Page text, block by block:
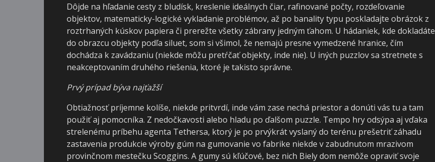
Dôjde na hľadanie cesty z bludísk, kreslenie ideálnych čiar, rafinované počty, rozdeľovanie
objektov, matematicky-logické vykladanie problémov, až po banality typu poskladajte obrázok z
roztrhaných kúskov papiera či prerežte všetky zábrany jedným ťahom. U hádaniek, kde dokladáte
do obrazcu objekty podľa siluet, som si všimol, že nemajú presne vymedzené hranice, čím
dochádza k zavádzaniu (niekde môžu pretŕčať objekty, inde nie). U iných puzzlov sa stretnete s
neakceptovaním druhého riešenia, ktoré je takisto správne.
Prvý prípad býva najťažší
Obtiažnosť príjemne kolíše, niekde pritvrdí, inde vám zase nechá priestor a donúti vás tu a tam
použiť aj pomocníka. Z nedočkavosti alebo hladu po ďalšom puzzle. Tempo hry odsýpa aj vďaka
strelenému príbehu agenta Tethersa, ktorý je po prvýkrát vyslaný do terénu prešetriť záhadu
zastavenia produkcie výroby gúm na gumovanie vo fabrike niekde v zabudnutom mrazivom
provinčnom mestečku Scoggins. A gumy sú kľúčové, bez nich Biely dom nemôže opraviť svoje